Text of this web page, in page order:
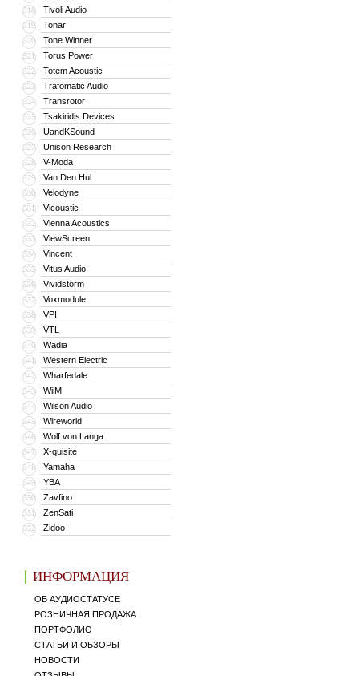
318 Tivoli Audio
319 Tonar
320 Tone Winner
321 Torus Power
322 Totem Acoustic
323 Trafomatic Audio
324 Transrotor
325 Tsakiridis Devices
326 UandKSound
327 Unison Research
328 V-Moda
329 Van Den Hul
330 Velodyne
331 Vicoustic
332 Vienna Acoustics
333 ViewScreen
334 Vincent
335 Vitus Audio
336 Vividstorm
337 Voxmodule
338 VPI
339 VTL
340 Wadia
341 Western Electric
342 Wharfedale
343 WiiM
344 Wilson Audio
345 Wireworld
346 Wolf von Langa
347 X-quisite
348 Yamaha
349 YBA
350 Zavfino
351 ZenSati
352 Zidoo
ИНФОРМАЦИЯ
ОБ АУДИОСТАТУСЕ
РОЗНИЧНАЯ ПРОДАЖА
ПОРТФОЛИО
СТАТЬИ И ОБЗОРЫ
НОВОСТИ